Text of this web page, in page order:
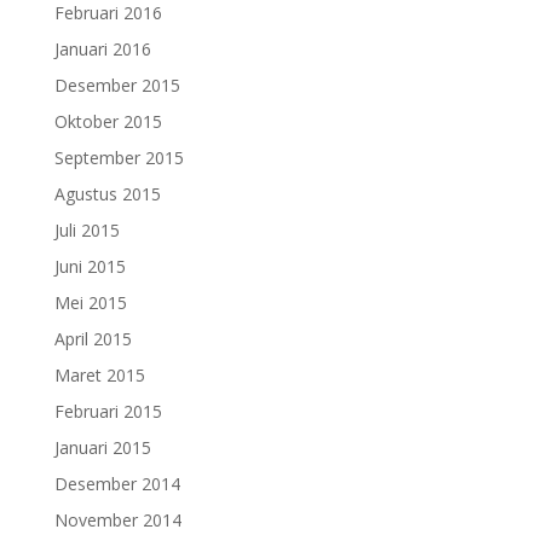
Februari 2016
Januari 2016
Desember 2015
Oktober 2015
September 2015
Agustus 2015
Juli 2015
Juni 2015
Mei 2015
April 2015
Maret 2015
Februari 2015
Januari 2015
Desember 2014
November 2014